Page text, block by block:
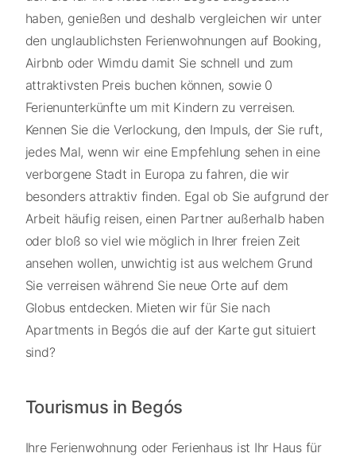
haben, genießen und deshalb vergleichen wir unter
den unglaublichsten Ferienwohnungen auf Booking,
Airbnb oder Wimdu damit Sie schnell und zum
attraktivsten Preis buchen können, sowie 0
Ferienunterkünfte um mit Kindern zu verreisen.
Kennen Sie die Verlockung, den Impuls, der Sie ruft,
jedes Mal, wenn wir eine Empfehlung sehen in eine
verborgene Stadt in Europa zu fahren, die wir
besonders attraktiv finden. Egal ob Sie aufgrund der
Arbeit häufig reisen, einen Partner außerhalb haben
oder bloß so viel wie möglich in Ihrer freien Zeit
ansehen wollen, unwichtig ist aus welchem Grund
Sie verreisen während Sie neue Orte auf dem
Globus entdecken. Mieten wir für Sie nach
Apartments in Begós die auf der Karte gut situiert
sind?
Tourismus in Begós
Ihre Ferienwohnung oder Ferienhaus ist Ihr Haus für